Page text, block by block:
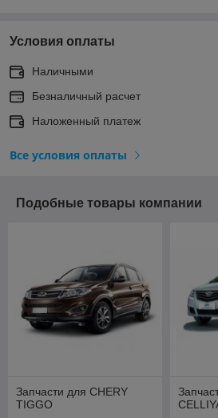
Условия оплаты
Наличными
Безналичный расчет
Наложенный платеж
Все условия оплаты
Подобные товары компании
Запчасти для CHERY
TIGGO